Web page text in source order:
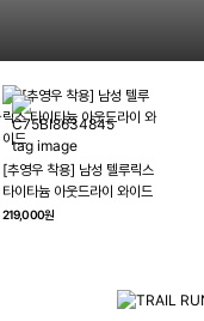
[추영우 착용] 남성 텔루릭스
타이타늄 아웃드라이 와이드
219,000원